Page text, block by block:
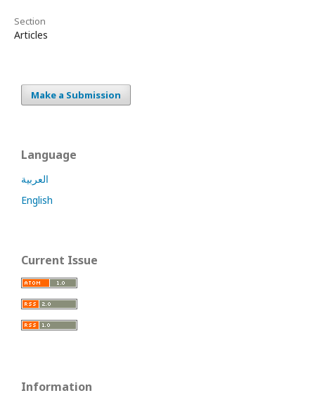
Section
Articles
Make a Submission
Language
العربية
English
Current Issue
Information